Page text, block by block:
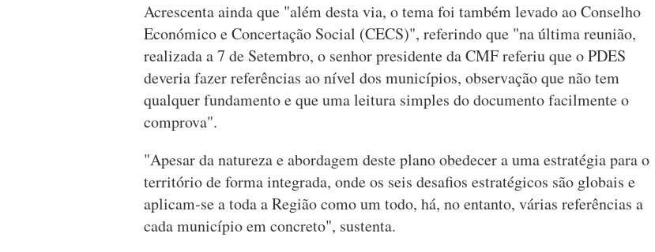
Acrescenta ainda que "além desta via, o tema foi também levado ao Conselho
Económico e Concertação Social (CECS)", referindo que "na última reunião,
realizada a 7 de Setembro, o senhor presidente da CMF referiu que o PDES
deveria fazer referências ao nível dos municípios, observação que não tem
qualquer fundamento e que uma leitura simples do documento facilmente o
comprova".
"Apesar da natureza e abordagem deste plano obedecer a uma estratégia para o
território de forma integrada, onde os seis desafios estratégicos são globais e
aplicam-se a toda a Região como um todo, há, no entanto, várias referências a
cada município em concreto", sustenta.